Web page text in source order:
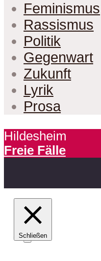
Feminismus
Rassismus
Politik
Gegenwart
Zukunft
Lyrik
Prosa
Hildesheim
Freie Fälle
Schließen